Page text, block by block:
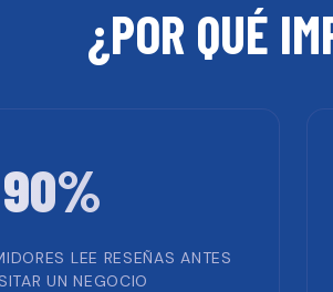
¿POR QUÉ
90%
LEE RESEÑAS ANTES
UN NEGOCIO